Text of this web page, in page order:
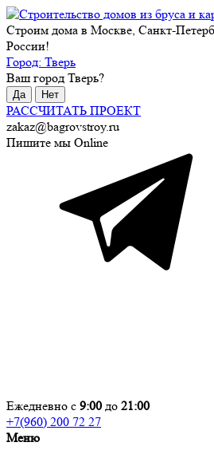
Строим дома в Москве, Санкт-
России!
Город: Тверь
Ваш город Тверь?
Да Нет
РАССЧИТАТЬ ПРОЕКТ
zakaz@bagrovstroy.ru
Пишите мы Online
Ежедневно с 9:00 до 21:00
+7(960) 200 72 27
Меню